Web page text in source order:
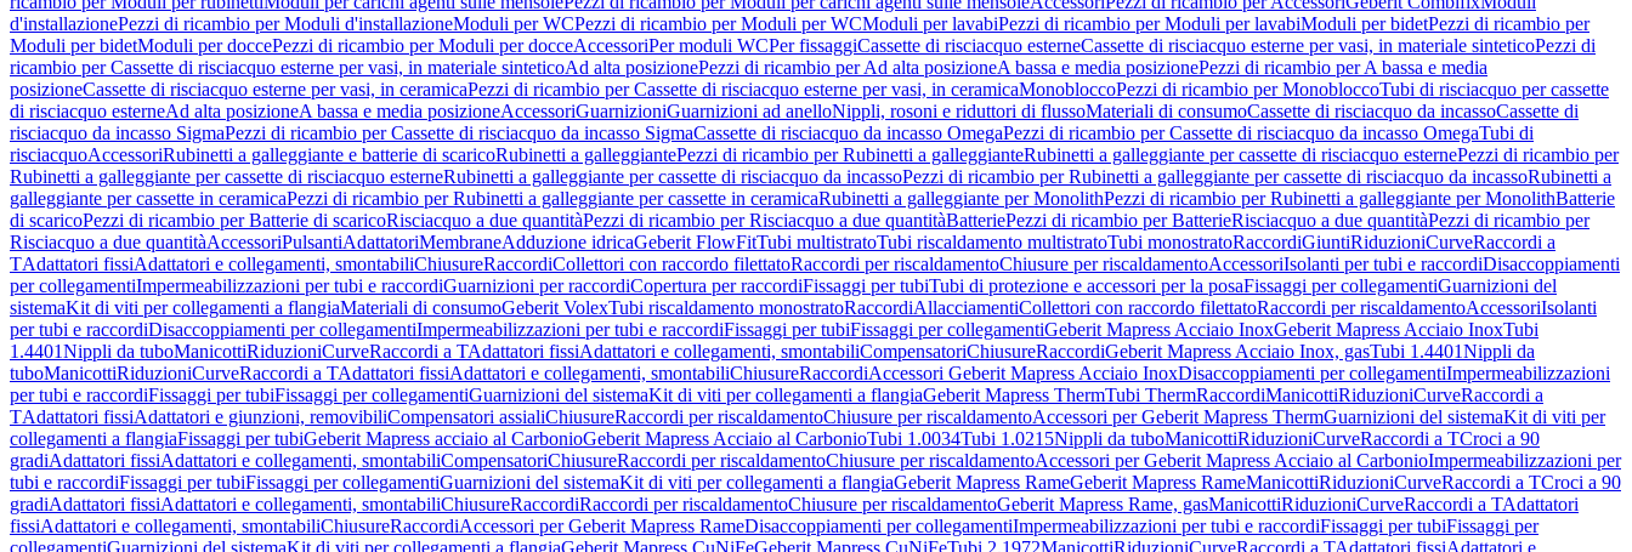
d'installazionePezzi di ricambio per Moduli d'installazioneModuli per WCPezzi di ricambio per Moduli per WCModuli per lavabiPezzi di ricambio per Moduli per lavabiModuli per bidetPezzi di ricambio per
Moduli per bidetModuli per doccePezzi di ricambio per Moduli per docceAccessoriPer moduli WCPer fissaggiCassette di risciacquo esterneCassette di risciacquo esterne per vasi, in materiale sinteticoPezzi di
ricambio per Cassette di risciacquo esterne per vasi, in materiale sinteticoAd alta posizionePezzi di ricambio per Ad alta posizioneA bassa e media posizionePezzi di ricambio per A bassa e media
posizioneCassette di risciacquo esterne per vasi, in ceramicaPezzi di ricambio per Cassette di risciacquo esterne per vasi, in ceramicaMonobloccoPezzi di ricambio per MonobloccoTubi di risciacquo per cassette
di risciacquo esterneAd alta posizioneA bassa e media posizioneAccessoriGuarnizioniGuarnizioni ad anelloNippli, rosoni e riduttori di flussoMateriali di consumoCassette di risciacquo da incassoCassette di
risciacquo da incasso SigmaPezzi di ricambio per Cassette di risciacquo da incasso SigmaCassette di risciacquo da incasso OmegaPezzi di ricambio per Cassette di risciacquo da incasso OmegaTubi di
risciacquoAccessoriRubinetti a galleggiante e batterie di scaricoRubinetti a galleggiantePezzi di ricambio per Rubinetti a galleggianteRubinetti a galleggiante per cassette di risciacquo esternePezzi di ricambio per
Rubinetti a galleggiante per cassette di risciacquo esterneRubinetti a galleggiante per cassette di risciacquo da incassoPezzi di ricambio per Rubinetti a galleggiante per cassette di risciacquo da incassoRubinetti a
galleggiante per cassette in ceramicaPezzi di ricambio per Rubinetti a galleggiante per cassette in ceramicaRubinetti a galleggiante per MonolithPezzi di ricambio per Rubinetti a galleggiante per MonolithBatterie
di scaricoPezzi di ricambio per Batterie di scaricoRisciacquo a due quantitàPezzi di ricambio per Risciacquo a due quantitàBatteriePezzi di ricambio per BatterieRisciacquo a due quantitàPezzi di ricambio per
Risciacquo a due quantitàAccessoriPulsantiAdattatoriMembraneAdduzione idricaGeberit FlowFitTubi multistratoTubi riscaldamento multistratoTubi monostratoRaccordiGiuntiRiduzioniCurveRaccordi a
TAdattatori fissiAdattatori e collegamenti, smontabiliChiusureRaccordiCollettori con raccordo filettatoRaccordi per riscaldamentoChiusure per riscaldamentoAccessoriIsolanti per tubi e raccordiDisaccoppiamenti
per collegamentiImpermeabilizzazioni per tubi e raccordiGuarnizioni per raccordiCopertura per raccordiFissaggi per tubiTubi di protezione e accessori per la posaFissaggi per collegamentiGuarnizioni del
sistemaKit di viti per collegamenti a flangiaMateriali di consumoGeberit VolexTubi riscaldamento monostratoRaccordiAllacciamentiCollettori con raccordo filettatoRaccordi per riscaldamentoAccessoriIsolanti
per tubi e raccordiDisaccoppiamenti per collegamentiImpermeabilizzazioni per tubi e raccordiFissaggi per tubiFissaggi per collegamentiGeberit Mapress Acciaio InoxGeberit Mapress Acciaio InoxTubi
1.4401Nippli da tuboManicottiRiduzioniCurveRaccordi a TAdattatori fissiAdattatori e collegamenti, smontabiliCompensatoriChiusureRaccordiGeberit Mapress Acciaio Inox, gasTubi 1.4401Nippli da
tuboManicottiRiduzioniCurveRaccordi a TAdattatori fissiAdattatori e collegamenti, smontabiliChiusureRaccordiAccessori Geberit Mapress Acciaio InoxDisaccoppiamenti per collegamentiImpermeabilizzazioni
per tubi e raccordiFissaggi per tubiFissaggi per collegamentiGuarnizioni del sistemaKit di viti per collegamenti a flangiaGeberit Mapress ThermTubi ThermRaccordiManicottiRiduzioniCurveRaccordi a
TAdattatori fissiAdattatori e giunzioni, removibiliCompensatori assialiChiusureRaccordi per riscaldamentoChiusure per riscaldamentoAccessori per Geberit Mapress ThermGuarnizioni del sistemaKit di viti per
collegamenti a flangiaFissaggi per tubiGeberit Mapress acciaio al CarbonioGeberit Mapress Acciaio al CarbonioTubi 1.0034Tubi 1.0215Nippli da tuboManicottiRiduzioniCurveRaccordi a TCroci a 90
gradiAdattatori fissiAdattatori e collegamenti, smontabiliCompensatoriChiusureRaccordi per riscaldamentoChiusure per riscaldamentoAccessori per Geberit Mapress Acciaio al CarbonioImpermeabilizzazioni per
tubi e raccordiFissaggi per tubiFissaggi per collegamentiGuarnizioni del sistemaKit di viti per collegamenti a flangiaGeberit Mapress RameGeberit Mapress RameManicottiRiduzioniCurveRaccordi a TCroci a 90
gradiAdattatori fissiAdattatori e collegamenti, smontabiliChiusureRaccordiRaccordi per riscaldamentoChiusure per riscaldamentoGeberit Mapress Rame, gasManicottiRiduzioniCurveRaccordi a TAdattatori
fissiAdattatori e collegamenti, smontabiliChiusureRaccordiAccessori per Geberit Mapress RameDisaccoppiamenti per collegamentiImpermeabilizzazioni per tubi e raccordiFissaggi per tubiFissaggi per
collegamentiGuarnizioni del sistemaKit di viti per collegamenti a flangiaGeberit Mapress CuNiFeGeberit Mapress CuNiFeTubi 2.1972ManicottiRiduzioniCurveRaccordi a TAdattatori fissiAdattatori e